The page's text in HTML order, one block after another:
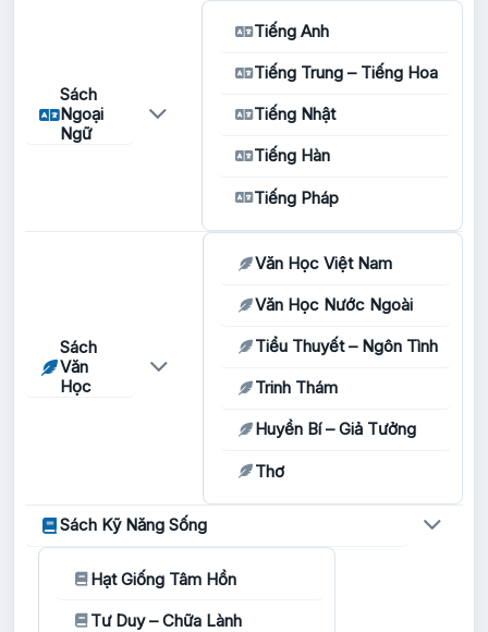
Sách
Ngoại
Ngữ
Tiếng Anh
Tiếng Trung – Tiếng Hoa
Tiếng Nhật
Tiếng Hàn
Tiếng Pháp
Sách
Văn
Học
Văn Học Việt Nam
Văn Học Nước Ngoài
Tiểu Thuyết – Ngôn Tình
Trinh Thám
Huyền Bí – Giả Tưởng
Thơ
Sách Kỹ Năng Sống
Hạt Giống Tâm Hồn
Tư Duy – Chữa Lành